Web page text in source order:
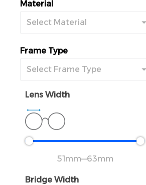
Material
Select Material
Frame Type
Select Frame Type
Lens Width
51mm—63mm
Bridge Width